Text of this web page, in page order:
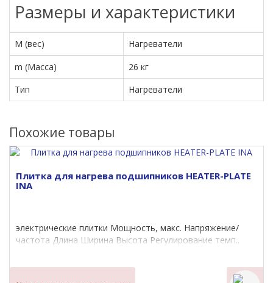
Размеры и характеристики
M (вес)
Нагреватели
m (Масса)
26 кг
Тип
Нагреватели
Похожие товары
Плитка для нагрева подшипников HEATER-PLATE
INA
электрические плитки Мощность, макс. Напряжение/
частота Длина Ширина Высота Регулирование темп..